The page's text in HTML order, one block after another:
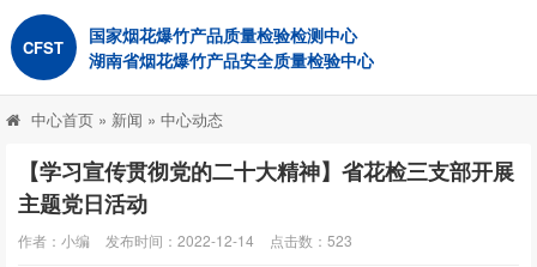
CFST
国家烟花爆竹产品质量检验检测中心
湖南省烟花爆竹产品安全质量检验中心
中心首页 » 新闻 » 中心动态
【学习宣传贯彻党的二十大精神】省花检三支部开展
主题党日活动
作者：小编 发布时间：2022-12-14 点击数： 523